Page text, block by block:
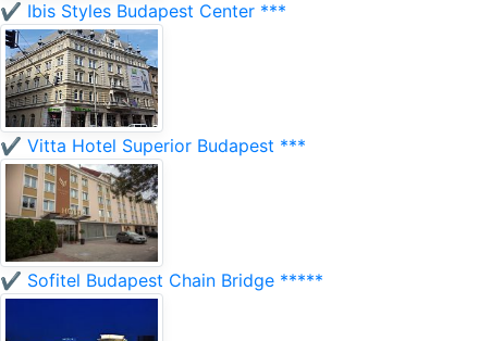
✔️ Ibis Styles Budapest Center ***
✔️ Vitta Hotel Superior Budapest ***
✔️ Sofitel Budapest Chain Bridge *****